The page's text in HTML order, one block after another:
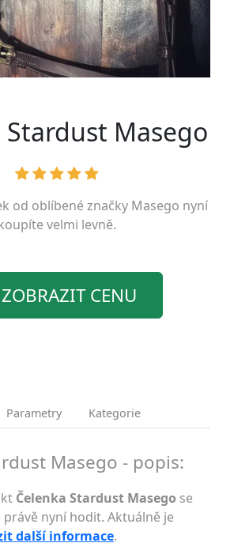
Stardust Masego
od oblíbené značky Masego nyní
velmi levně.
ZOBRAZIT CENU
Parametry Kategorie
Masego - popis:
Čelenka Stardust Masego se
nyní hodit. Aktuálně je
další informace.